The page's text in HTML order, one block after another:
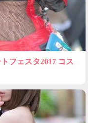
フェスタ2017 コス